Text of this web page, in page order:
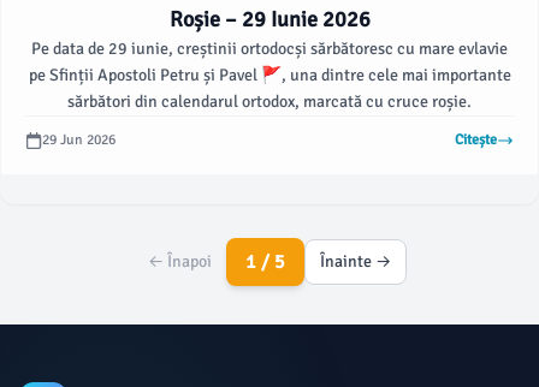
Roșie – 29 Iunie 2026
Pe data de 29 iunie, creștinii ortodocși sărbătoresc cu mare evlavie
pe Sfinții Apostoli Petru și Pavel 🚩, una dintre cele mai importante
sărbători din calendarul ortodox, marcată cu cruce roșie.
29 Jun 2026 Citește
← Înapoi 1 / 5 Înainte →